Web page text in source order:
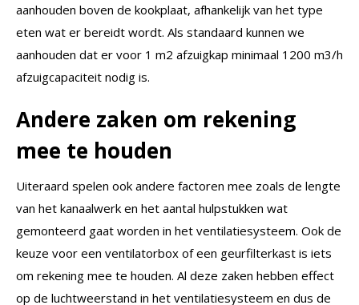
aanhouden boven de kookplaat, afhankelijk van het type
eten wat er bereidt wordt. Als standaard kunnen we
aanhouden dat er voor 1 m2 afzuigkap minimaal 1200 m3/h
afzuigcapaciteit nodig is.
Andere zaken om rekening
mee te houden
Uiteraard spelen ook andere factoren mee zoals de lengte
van het kanaalwerk en het aantal hulpstukken wat
gemonteerd gaat worden in het ventilatiesysteem. Ook de
keuze voor een ventilatorbox of een geurfilterkast is iets
om rekening mee te houden. Al deze zaken hebben effect
op de luchtweerstand in het ventilatiesysteem en dus de